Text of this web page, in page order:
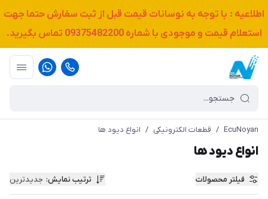
اطلاعیه : با توجه به نوسانات قیمت قبل از ثبت سفارش حتما جهت
استعلام قیمت و موجودی با شماره09375482200 تماس بگیرید.
EcuNoyan
/ قطعات الکترونیکی / انواع دیود ها
انواع دیود ها
فیلتر محصولات ترتیب نمایش: جدیدترین